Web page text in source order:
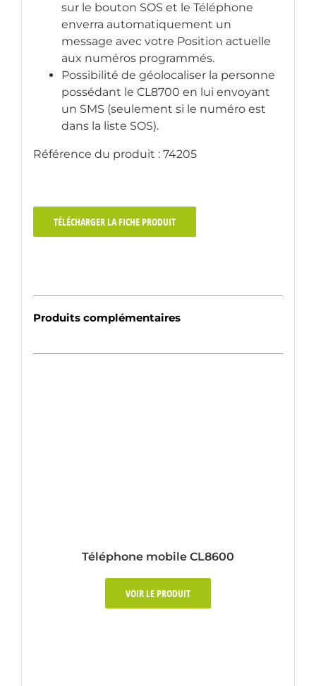
sur le bouton SOS et le Téléphone
enverra automatiquement un
message avec votre Position actuelle
aux numéros programmés.
Possibilité de géolocaliser la personne
possédant le CL8700 en lui envoyant
un SMS (seulement si le numéro est
dans la liste SOS).
Référence du produit : 74205
TÉLÉCHARGER LA FICHE PRODUIT
Produits complémentaires
Téléphone mobile CL8600
VOIR LE PRODUIT